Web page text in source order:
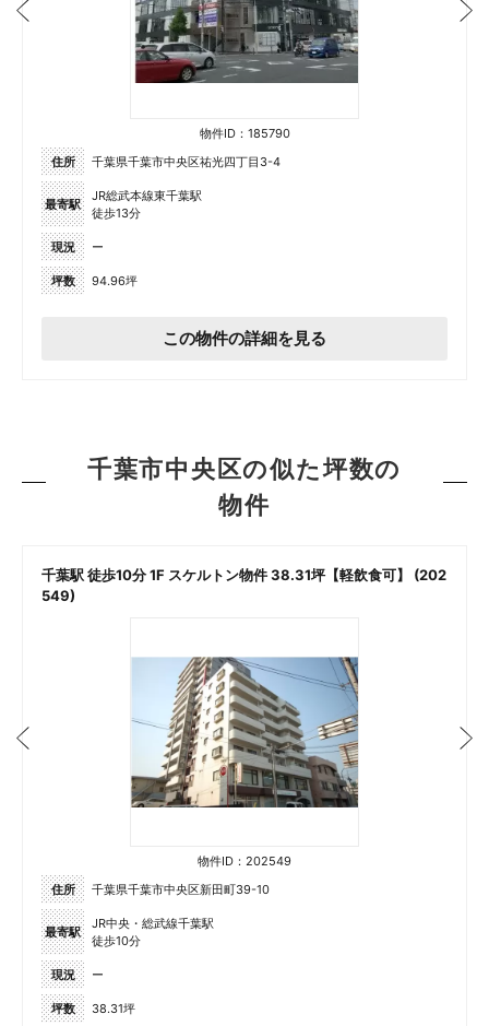
物件ID：185790
住所
千葉県千葉市中央区祐光四丁目3-4
最寄駅
JR総武本線東千葉駅
徒歩13分
現況 ー
坪数 94.96坪
この物件の詳細を見る
千葉市中央区の似た坪数の
物件
千葉駅 徒歩10分 1F スケルトン物件 38.31坪【軽飲食可】 (202
549)
物件ID：202549
住所
千葉県千葉市中央区新田町39-10
最寄駅
JR中央・総武線千葉駅
徒歩10分
現況 ー
坪数 38.31坪